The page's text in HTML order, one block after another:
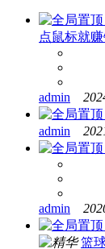
点鼠标就赚
admin
admin
admin
篮